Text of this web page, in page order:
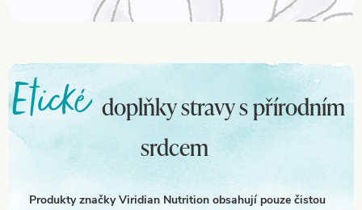
Etickédoplňky stravy s přírodním
srdcem
Produkty značky Viridian Nutrition obsahují pouze čistou